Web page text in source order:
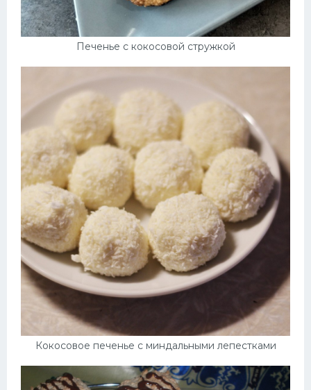
Печенье с кокосовой стружкой
Кокосовое печенье с миндальными лепестками